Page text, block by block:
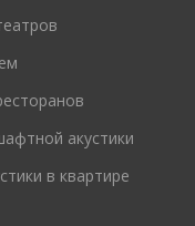
акустики
в квартире